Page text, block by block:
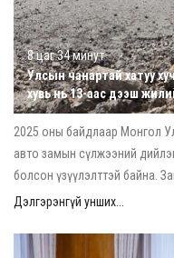
8 цаг 34 минут
Улсын чанартай хатуу
хувь нь 13-аас дээш
2025 оны байдлаар Монгол
авто замын сүлжээний
болсон үзүүлэлттэй байна.
Дэлгэрэнгүй унших...